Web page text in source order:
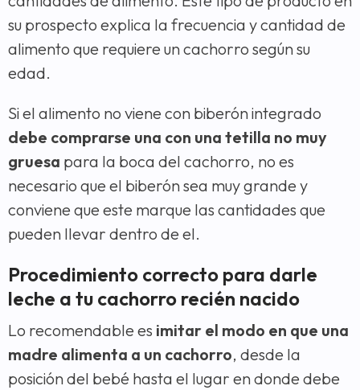
su prospecto explica la frecuencia y cantidad de
alimento que requiere un cachorro según su
edad.
Si el alimento no viene con biberón integrado
debe comprarse una con una tetilla no muy
gruesa para la boca del cachorro, no es
necesario que el biberón sea muy grande y
conviene que este marque las cantidades que
pueden llevar dentro de el.
Procedimiento correcto para darle
leche a tu cachorro recién nacido
Lo recomendable es imitar el modo en que una
madre alimenta a un cachorro, desde la
posición del bebé hasta el lugar en donde debe